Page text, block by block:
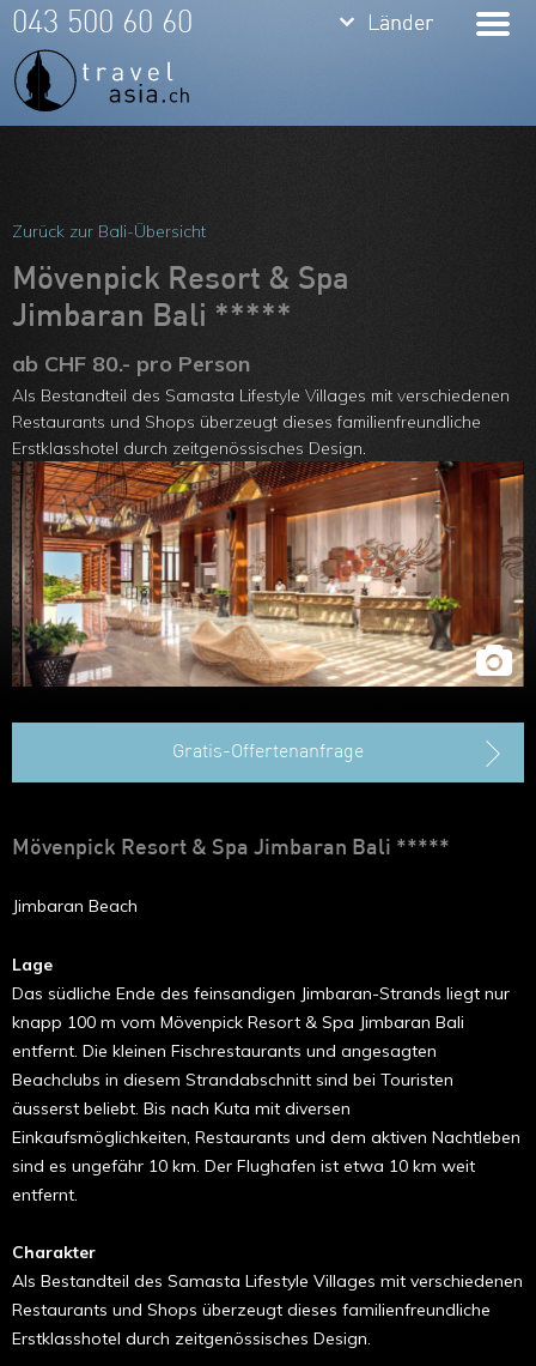
Team
Über uns
Feedbacks
Kontakt
ARVB
keyboard_arrow_down Länder
Philippinen
Malaysia
Singapore
Hongkong
keyboard_arrow_down Länder
043 500 60 60
Zurück zur Bali-Übersicht
Mövenpick Resort & Spa
Jimbaran Bali *****
ab CHF 80.- pro Person
Als Bestandteil des Samasta Lifestyle Villages mit verschiedenen
Restaurants und Shops überzeugt dieses familienfreundliche
Erstklasshotel durch zeitgenössisches Design.
Gratis-Offertenanfrage
Mövenpick Resort & Spa Jimbaran Bali *****
Jimbaran Beach
Lage
Das südliche Ende des feinsandigen Jimbaran-Strands liegt nur
knapp 100 m vom Mövenpick Resort & Spa Jimbaran Bali
entfernt. Die kleinen Fischrestaurants und angesagten
Beachclubs in diesem Strandabschnitt sind bei Touristen
äusserst beliebt. Bis nach Kuta mit diversen
Einkaufsmöglichkeiten, Restaurants und dem aktiven Nachtleben
sind es ungefähr 10 km. Der Flughafen ist etwa 10 km weit
entfernt.
Charakter
Als Bestandteil des Samasta Lifestyle Villages mit verschiedenen
Restaurants und Shops überzeugt dieses familienfreundliche
Erstklasshotel durch zeitgenössisches Design.